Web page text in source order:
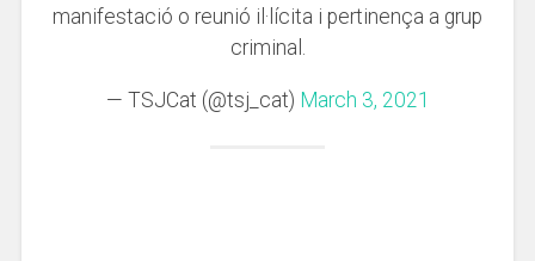
manifestació o reunió il·lícita i pertinença a grup
criminal.
— TSJCat (@tsj_cat) March 3, 2021